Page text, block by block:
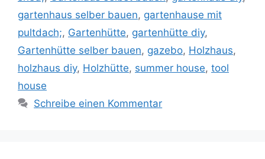
gartenhaus selber bauen, gartenhause mit
pultdach;, Gartenhütte, gartenhütte diy,
Gartenhütte selber bauen, gazebo, Holzhaus,
holzhaus diy, Holzhütte, summer house, tool
house
Schreibe einen Kommentar